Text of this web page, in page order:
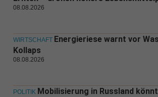
08.08.2026
WIRTSCHAFT Energieriese warnt vor
Kollaps
08.08.2026
POLITIK Mobilisierung in Russland